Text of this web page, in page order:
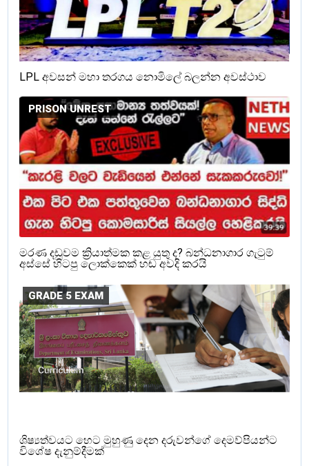
LPL අවසන් මහා තරගය නොමිලේ බලන්න අවස්ථාව
PRISON UNREST
මරණ දඩුවම ක්‍රියාත්මක කළ යුතු ද? බන්ධනාගාර ගැටුම්
අස්සේ හිටපු ලොක්කෙක් හඬ අවදි කරයි
GRADE 5 EXAM
ශිෂ්‍යත්වයට හෙට මුහුණු දෙන දරුවන්ගේ දෙමව්පියන්ට
විශේෂ දැනුම්දීමක්